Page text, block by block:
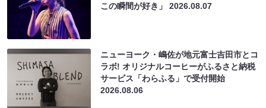
この瞬間が好き」2026.08.07
ニューヨーク・嶋佐が地元富士吉田市とコ
ラボ! オリジナルコーヒーがふるさと納税
サービス「わらふる」で受付開始
2026.08.06